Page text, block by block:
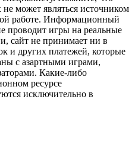
не может являться источником
работе. Информационный
проводит игры на реальные
сайт не принимает ни в
и других платежей, которые
с азартными играми,
Какие-либо
ресурсе
исключительно в